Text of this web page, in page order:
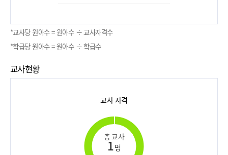
*교사당 원아수 = 원아수 ÷ 교사자격수
*학급당 원아수 = 원아수 ÷ 학급수
교사현황
교사 자격
총 교사
1명